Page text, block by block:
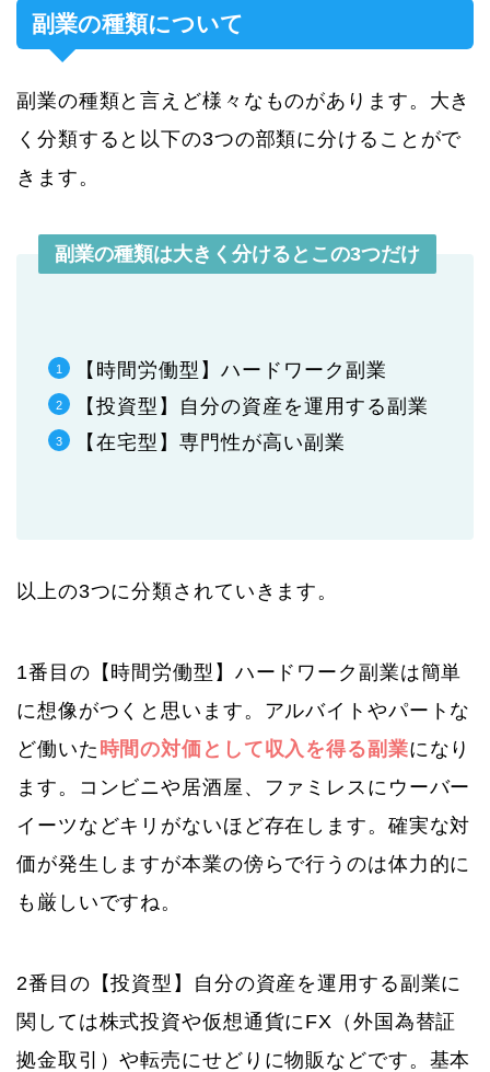
副業の種類について
副業の種類と言えど様々なものがあります。大き
く分類すると以下の3つの部類に分けることがで
きます。
副業の種類は大きく分けるとこの3つだけ
【時間労働型】ハードワーク副業
【投資型】自分の資産を運用する副業
【在宅型】専門性が高い副業
以上の3つに分類されていきます。
1番目の【時間労働型】ハードワーク副業は簡単
に想像がつくと思います。アルバイトやパートな
ど働いた 時間の対価として収入を得る副業になり
ます。コンビニや居酒屋、ファミレスにウーバー
イーツなどキリがないほど存在します。確実な対
価が発生しますが本業の傍らで行うのは体力的に
も厳しいですね。
2番目の【投資型】自分の資産を運用する副業に
関しては株式投資や仮想通貨にFX（外国為替証
拠金取引）や転売にせどりに物販などです。基本